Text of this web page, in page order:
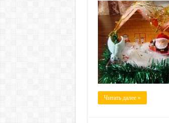
Читать далее »